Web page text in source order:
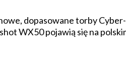
dopasowane torby
WX50 pojawią się na